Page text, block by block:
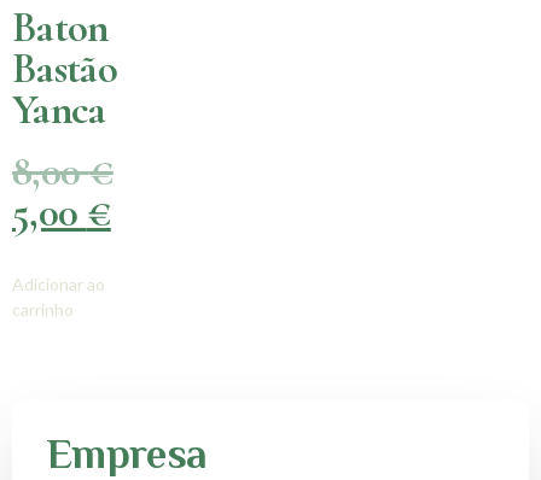
Baton
Bastão
Yanca
8,00€
5,00 €
Adicionar ao
carrinho
Empresa